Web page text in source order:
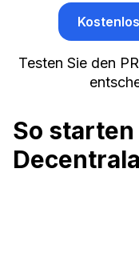
Testen Sie den
So starten